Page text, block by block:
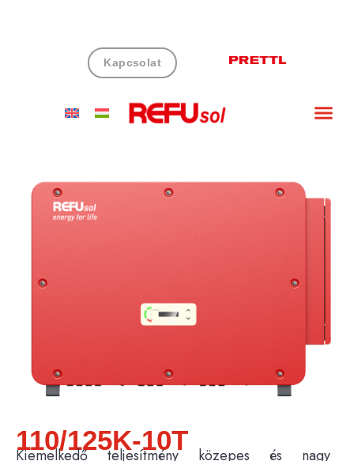
Kapcsolat
110/125K-10T
Kiemelkedő teljesítmény közepes és nagy